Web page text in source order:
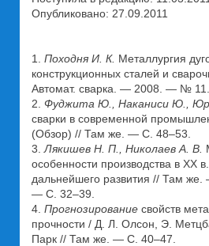
Опубликовано: 27.09.2011
1. Походня И. К. Металлургия
конструкционных сталей и
Автомат. сварка. — 2008. — №
2. Фуджита Ю., Наканиси Ю.,
сварки в современной
(Обзор) // Там же. — С. 48–53.
3. Лякишев Н. П., Николаев А. В.
особенности производства в ХХ
дальнейшего развития // Там
— С. 32–39.
4. Прогнозирование свойств
прочности / Д. Л. Олсон, Э.
Парк // Там же. — С. 40–47.